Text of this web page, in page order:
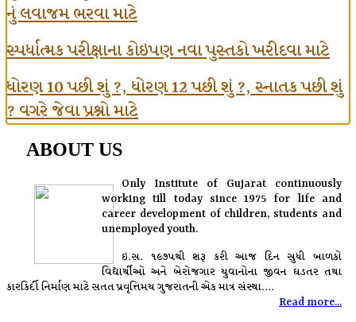
નું લવાજમ ભરવા માટે
સ્પર્ધાત્મક પરીક્ષાના કોઇપણ નવા પુસ્તકો ખરીદવા માટે
ધોરણ 10 પછી શું ?, ધોરણ 12 પછી શું ?, સ્નાતક પછી શું
? વગરે જેવા પ્રશ્નો માટે
ABOUT US
Only Institute of Gujarat continuously
working till today since 1975 for life and
career development of children, students and
unemployed youth.
ઇ.સ. ૧૯૭૫થી શરૂ કરી આજ દિન સુધી બાળકો
વિદ્યાર્થીઓ અને બેરોજગાર યુવાનોના જીવન ઘડતર તથા
કારકિર્દી નિર્માણ માટે સતત પ્રવૃત્તિમય ગુજરાતની એક માત્ર સંસ્થા....
Read more...